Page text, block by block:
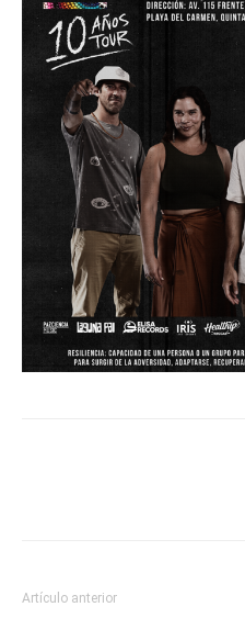
Artículo anterior